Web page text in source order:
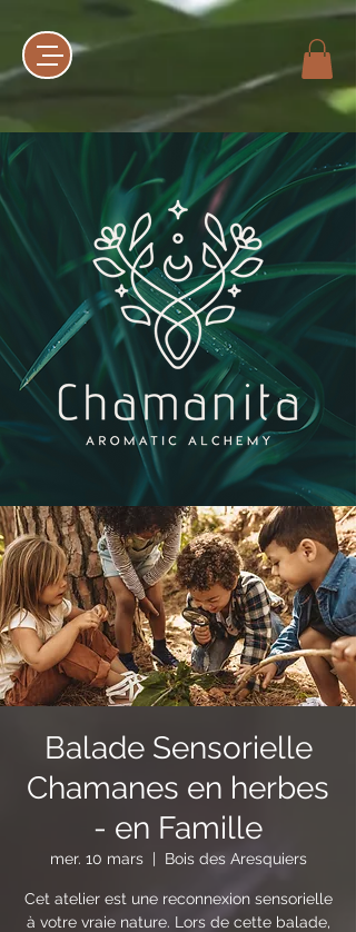
Balade Sensorielle
Chamanes en herbes
- en Famille
mer. 10 mars
  |
Bois des Aresquiers
Cet atelier est une reconnexion sensorielle
à votre vraie nature. Lors de cette balade,